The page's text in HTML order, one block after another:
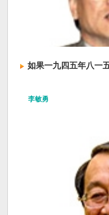
如果一九四五年八一
李敏勇